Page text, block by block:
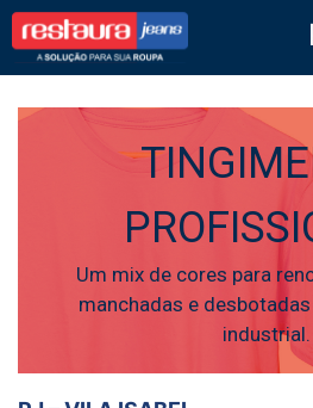
Restaura
Um mix de cores para
manchadas e
industrial.